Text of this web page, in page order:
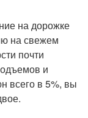
на дорожке
на свежем
почти
и
всего в 5%, вы